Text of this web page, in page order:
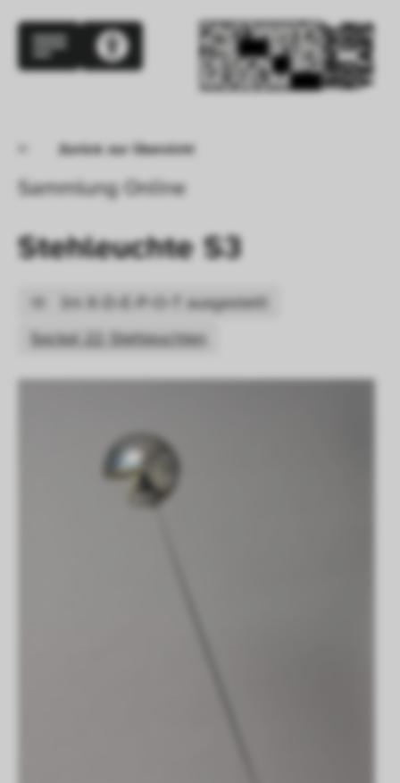
Zurück zur Übersicht
Sammlung Online
Stehleuchte S3
Im X-D-E-P-O-T ausgestellt
Sockel 22: Stehleuchten